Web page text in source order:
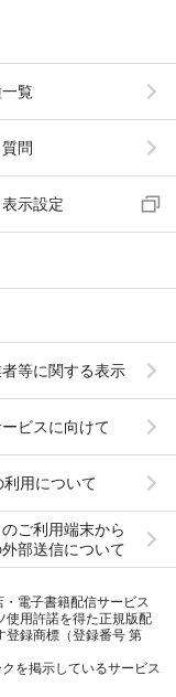
覧
問
示設定
等に関する表示
ビスに向けて
用について
ご利用端末から
部送信について
電子書籍配信サービス
使用許諾を得た正規版配
登録商標（登録番号 第
を掲示しているサービス